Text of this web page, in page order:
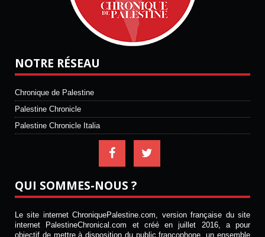
NOTRE RÉSEAU
Chronique de Palestine
Palestine Chronicle
Palestine Chronicle Italia
QUI SOMMES-NOUS ?
Le site internet ChroniquePalestine.com, version française du site
internet PalestineChronical.com et créé en juillet 2016, a pour
objectif de mettre à disposition du public francophone, un ensemble